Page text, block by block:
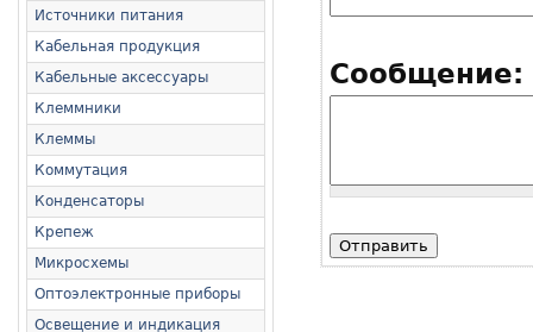
Источники питания
Кабельная продукция
Кабельные аксессуары
Клеммники
Клеммы
Коммутация
Конденсаторы
Крепеж
Микросхемы
Оптоэлектронные приборы
Освещение и индикация
Сообщение: